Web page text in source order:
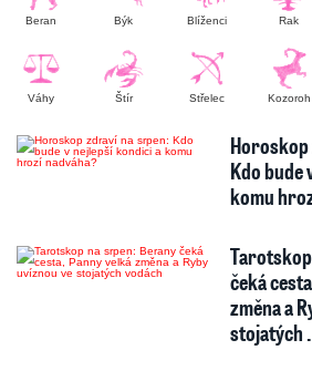
Beran Býk Blíženci Rak
Váhy Štír Střelec Kozoroh
Kdo bude
komu
čeká
změna a
stojatých